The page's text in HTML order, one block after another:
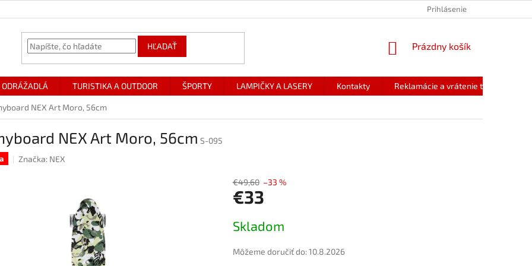
Prihlásenie
HĽADAŤ
NÁKUPNÝ
Prázdny košík
ODRÁŽADLÁ TURISTIKA A OUTDOOR ŠPORTY LAMPIČKY A LASERY Kontakty Reklamácie a vrátenie tovaru
NEX Art Moro, 56cm
NEX Art Moro, 56cm S-095
Značka: NEX
€49,60 –33 %
€33
cena:
Skladom
Môžeme doručiť do: 10.8.2026